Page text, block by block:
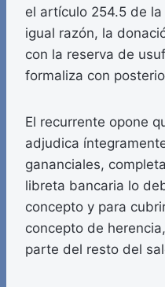
el artículo 254.5 de
igual razón, la
con la reserva de
formaliza con
El recurrente opone
adjudica
gananciales,
libreta bancaria lo
concepto y para
concepto de
parte del resto del